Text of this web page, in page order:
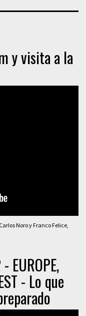
y visita a la
Noro y Franco Felice,
EUROPE,
- Lo que